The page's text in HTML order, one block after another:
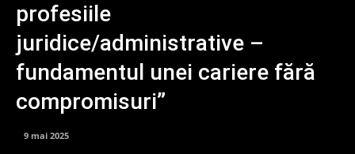
profesiile
juridice/administrative –
fundamentul unei cariere fără
compromisuri”
9 mai 2025